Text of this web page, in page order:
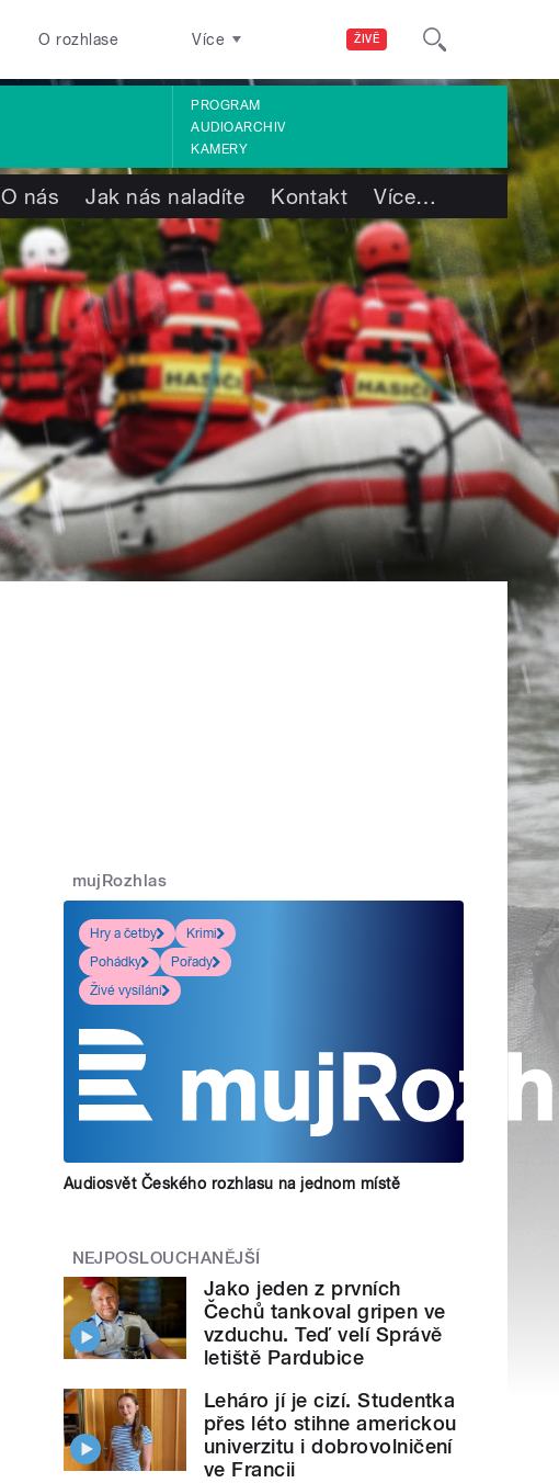
ŽIVĚ
O rozhlase Více
PROGRAM
AUDIOARCHIV
KAMERY
O nás Jak nás naladíte Kontakt Více…
mujRozhlas
Hry a četby
Krimi
Pohádky
Pořady
Živé vysílání
Audiosvět Českého rozhlasu na jednom místě
NEJPOSLOUCHANĚJŠÍ
Jako jeden z prvních
Čechů tankoval gripen ve
vzduchu. Teď velí Správě
letiště Pardubice
Leháro jí je cizí. Studentka
přes léto stihne americkou
univerzitu i dobrovolničení
ve Francii